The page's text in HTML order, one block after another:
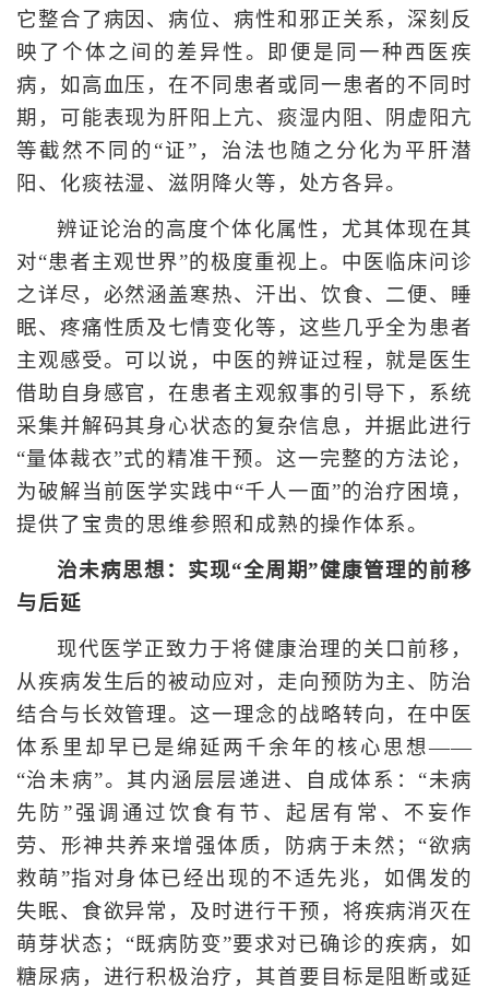
它整合了病因、病位、病性和邪正关系，深刻反
映了个体之间的差异性。即便是同一种西医疾
病，如高血压，在不同患者或同一患者的不同时
期，可能表现为肝阳上亢、痰湿内阻、阴虚阳亢
等截然不同的“证”，治法也随之分化为平肝潜
阳、化痰祛湿、滋阴降火等，处方各异。
辨证论治的高度个体化属性，尤其体现在其
对“患者主观世界”的极度重视上。中医临床问诊
之详尽，必然涵盖寒热、汗出、饮食、二便、睡
眠、疼痛性质及七情变化等，这些几乎全为患者
主观感受。可以说，中医的辨证过程，就是医生
借助自身感官，在患者主观叙事的引导下，系统
采集并解码其身心状态的复杂信息，并据此进行
“量体裁衣”式的精准干预。这一完整的方法论，
为破解当前医学实践中“千人一面”的治疗困境，
提供了宝贵的思维参照和成熟的操作体系。
治未病思想：实现“全周期”健康管理的前移
与后延
现代医学正致力于将健康治理的关口前移，
从疾病发生后的被动应对，走向预防为主、防治
结合与长效管理。这一理念的战略转向，在中医
体系里却早已是绵延两千余年的核心思想——
“治未病”。其内涵层层递进、自成体系：“未病
先防”强调通过饮食有节、起居有常、不妄作
劳、形神共养来增强体质，防病于未然；“欲病
救萌”指对身体已经出现的不适先兆，如偶发的
失眠、食欲异常，及时进行干预，将疾病消灭在
萌芽状态；“既病防变”要求对已确诊的疾病，如
糖尿病，进行积极治疗，其首要目标是阻断或延